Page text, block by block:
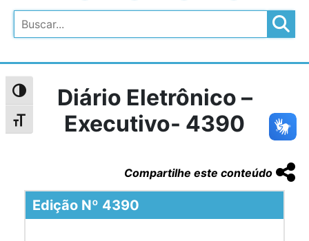
Alternar alto contraste
Alternar tamanho da fonte
Pesquisar
Diário Eletrônico –
Executivo- 4390
Compartilhe este conteúdo
Edição Nº 4390